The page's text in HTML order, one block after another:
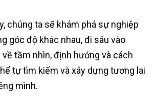
chúng ta sẽ khám phá sự nghiệp
góc độ khác nhau, đi sâu vào
tầm nhìn, định hướng và cách
tự tìm kiếm và xây dựng tương lai
mình.